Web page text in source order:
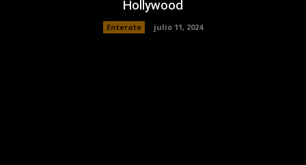
Hollywood
Enterate julio 11, 2024